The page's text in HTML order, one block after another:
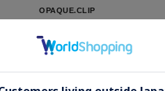
OPAQUE.CLIP
ブラウス《イージーアイロン／洗濯機